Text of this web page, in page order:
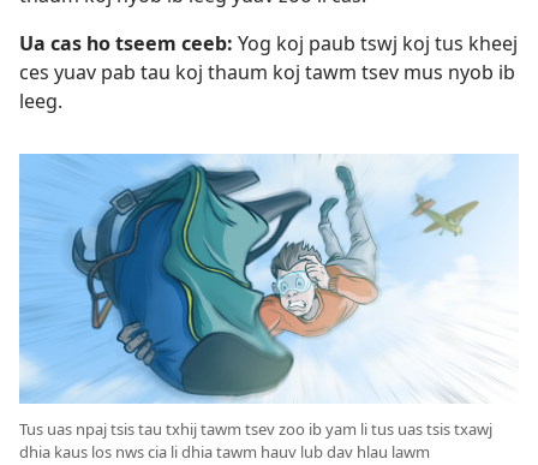
Ua cas ho tseem ceeb: Yog koj paub tswj koj tus kheej
ces yuav pab tau koj thaum koj tawm tsev mus nyob ib
leeg.
Tus uas npaj tsis tau txhij tawm tsev zoo ib yam li tus uas tsis txawj
dhia kaus los nws cia li dhia tawm hauv lub dav hlau lawm